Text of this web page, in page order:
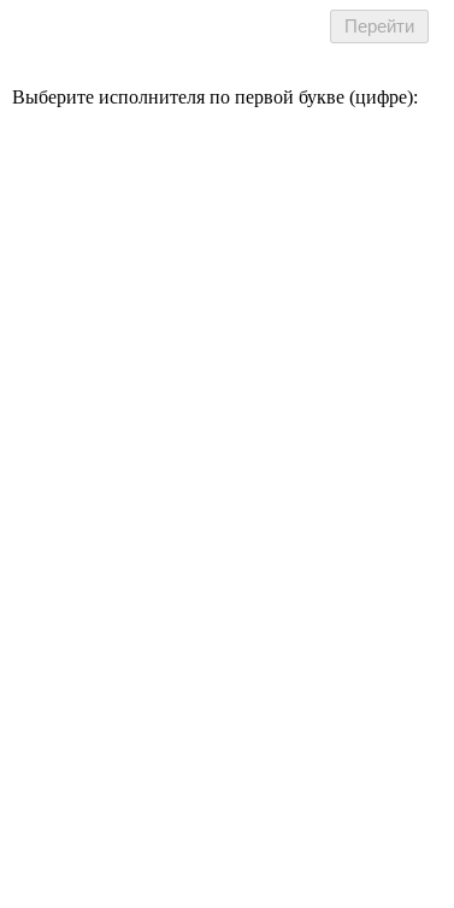
Выберите исполнителя по первой букве (цифре):